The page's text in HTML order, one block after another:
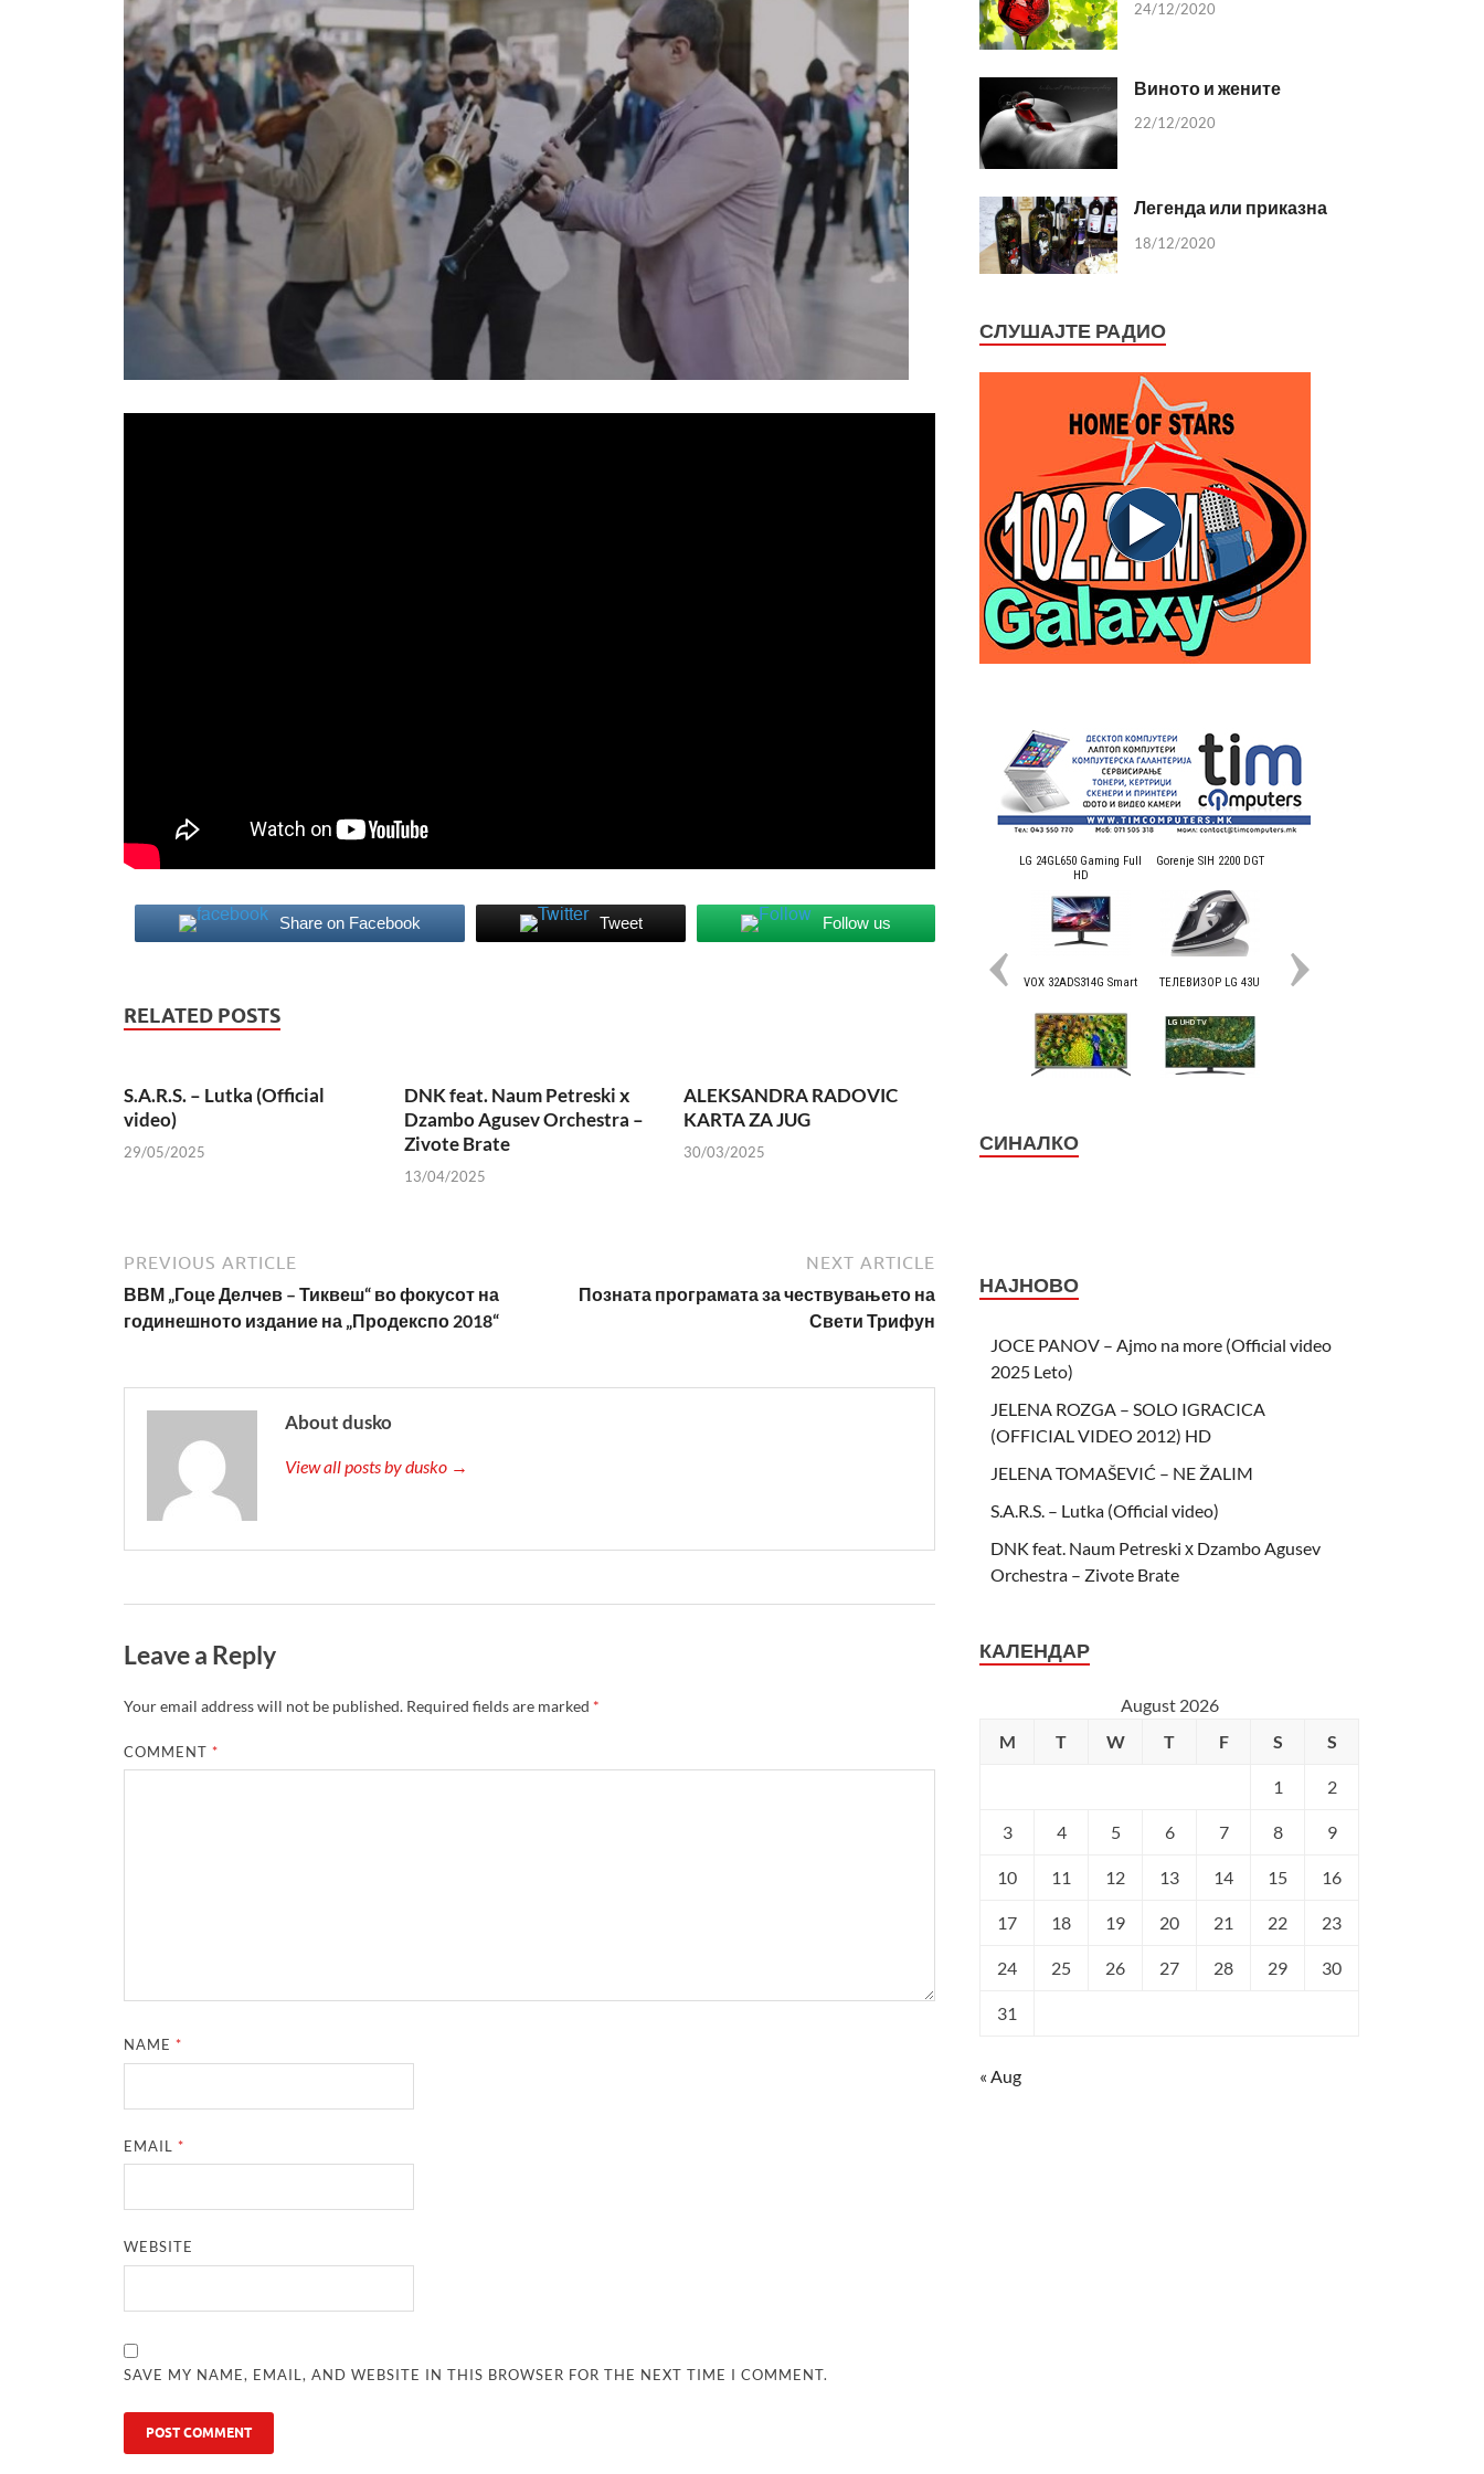
Share on Facebook Tweet Follow us
RELATED POSTS
S.A.R.S. – Lutka (Official
video)
29/05/2025
DNK feat. Naum Petreski х
Dzambo Agusev Orchestra –
Zivote Brate
13/04/2025
ALEKSANDRA RADOVIC
KARTA ZA JUG
30/03/2025
PREVIOUS ARTICLE
ВВМ „Гоце Делчев – Тиквеш“ во фокусот на
годинешното издание на „Продекспо 2018“
NEXT ARTICLE
Позната програмата за чествувањето на
Свети Трифун
About dusko
View all posts by dusko →
Leave a Reply
Your email address will not be published. Required fields are marked *
COMMENT*
NAME*
EMAIL*
WEBSITE
SAVE MY NAME, EMAIL, AND WEBSITE IN THIS BROWSER FOR THE NEXT TIME I COMMENT.
24/12/2020
Виното и жените
22/12/2020
Легенда или приказна
18/12/2020
СЛУШАЈТЕ РАДИО
СИНАЛКО
НАЈНОВО
JOCE PANOV – Ajmo na more (Official video
2025 Leto)
JELENA ROZGA – SOLO IGRACICA
(OFFICIAL VIDEO 2012) HD
JELENA TOMAŠEVIĆ – NE ŽALIM
S.A.R.S. – Lutka (Official video)
DNK feat. Naum Petreski х Dzambo Agusev
Orchestra – Zivote Brate
КАЛЕНДАР
August 2026
M
T W T F S S
1 2
3 4 5 6 7 8 9
10 11 12 13 14 15 16
17 18 19 20 21 22 23
24 25 26 27 28 29 30
31
« Aug